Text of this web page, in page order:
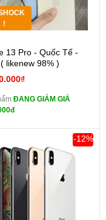
!
13 Pro - Quốc Tế -
likenew 98% )
ĐANG GIẢM GIÁ
-12%